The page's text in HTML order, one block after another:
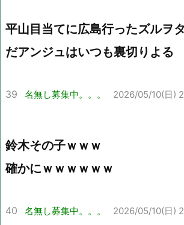
平山目当てに広島行ったズルヲ
だアンジュはいつも裏切りよる
39 名無し募集中。。。 2026/05/10(日)
鈴木その子ｗｗｗ
確かにｗｗｗｗｗｗ
40 名無し募集中。。。 2026/05/10(日)